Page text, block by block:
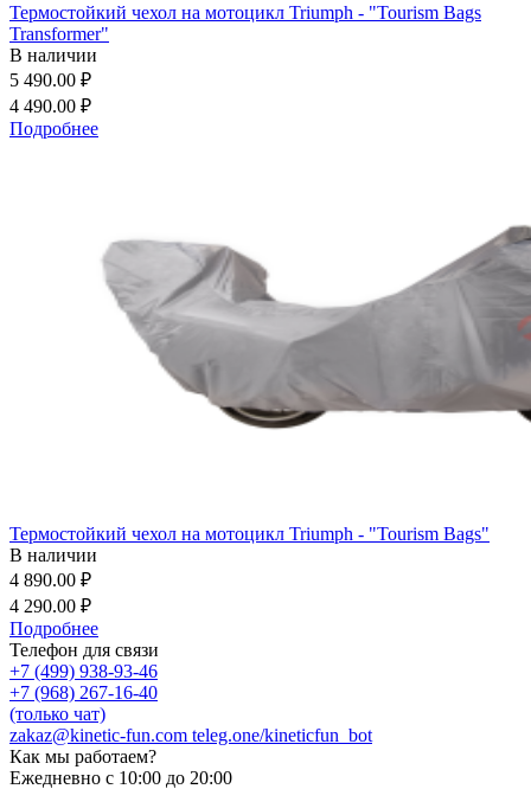
Термостойкий чехол на мотоцикл Triumph - "Tourism Bags
Transformer"
В наличии
5 490.00 ₽
4 490.00 ₽
Подробнее
Термостойкий чехол на мотоцикл Triumph - "Tourism Bags"
В наличии
4 890.00 ₽
4 290.00 ₽
Подробнее
Телефон для связи
+7 (499) 938-93-46
+7 (968) 267-16-40
(только чат)
zakaz@kinetic-fun.com teleg.one/kineticfun_bot
Как мы работаем?
Ежедневно с 10:00 до 20:00